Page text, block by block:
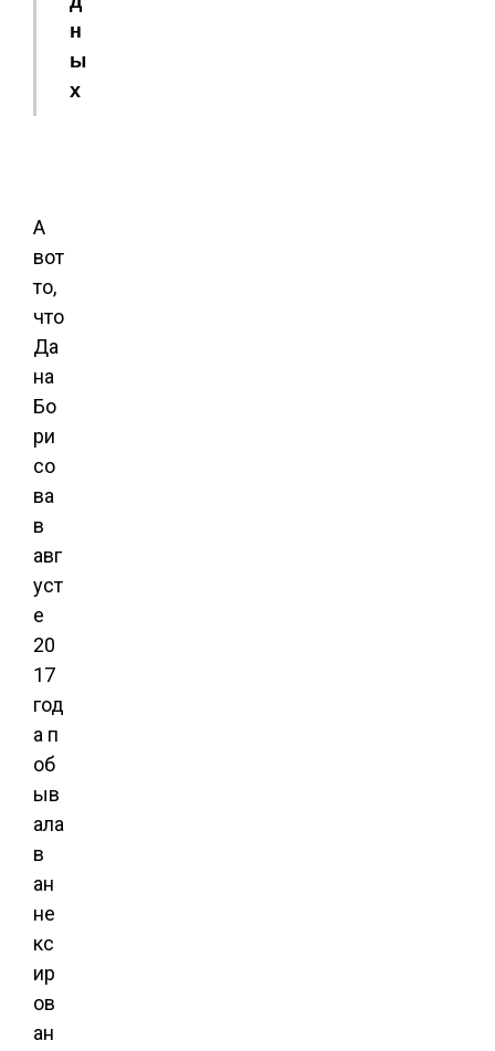
н
ы
х
А
вот
то,
что
Да
на
Бо
ри
со
ва
в
авг
уст
е
20
17
год
а п
об
ыв
ала
в
ан
не
кс
ир
ов
ан